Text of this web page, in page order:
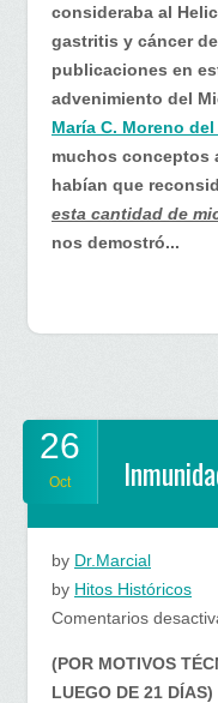
consideraba al
gastritis y cáncer
publicaciones en
advenimiento del
María C. Moreno
muchos conceptos
habían que
esta cantidad de
nos demostró...
26
Oct
by Dr.Marcial
by Hitos Históricos
Comentarios
(POR MOTIVOS
LUEGO DE 21 DÍAS)